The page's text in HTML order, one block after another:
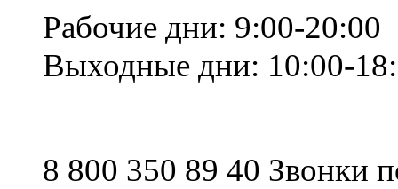
Рабочие дни: 9:00-20:00
Выходные дни: 10:00-
8 800 350 89 40 Звонки